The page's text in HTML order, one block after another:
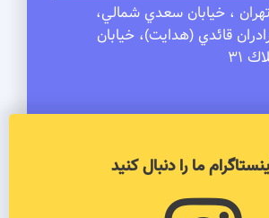
، خيابان سعدي شمالي،
قائدي (هدايت)، خيابان
31
ما را دنبال کنید